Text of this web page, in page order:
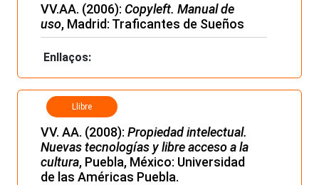
VV.AA. (2006): Copyleft. Manual de
uso, Madrid: Traficantes de Sueños
Enllaços:
Llibre
VV. AA. (2008): Propiedad intelectual.
Nuevas tecnologías y libre acceso a la
cultura, Puebla, México: Universidad
de las Américas Puebla.